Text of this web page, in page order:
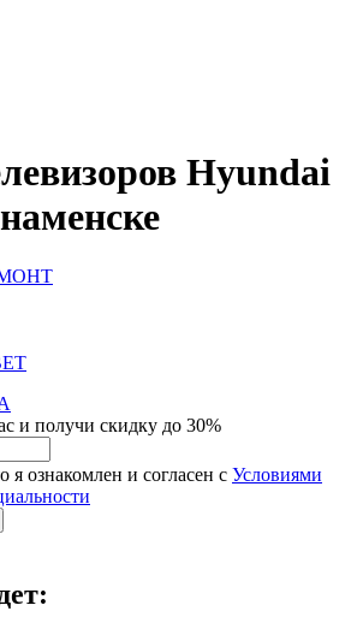
Hyundai
и получи скидку до 30%
ознакомлен и согласен с Условиями